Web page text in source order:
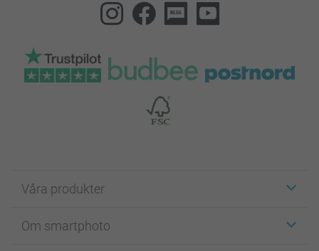
Våra produkter
Fotokort
Om smartphoto